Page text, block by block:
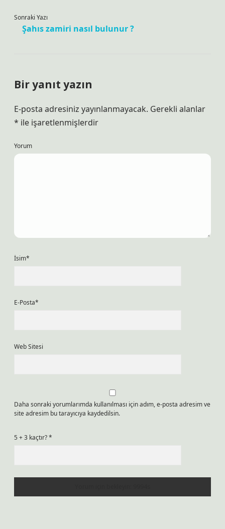
Sonraki Yazı
Şahıs zamiri nasıl bulunur ?
Bir yanıt yazın
E-posta adresiniz yayınlanmayacak. Gerekli alanlar
* ile işaretlenmişlerdir
Yorum
İsim*
E-Posta*
Web Sitesi
Daha sonraki yorumlarımda kullanılması için adım, e-posta adresim ve
site adresim bu tarayıcıya kaydedilsin.
5 + 3 kaçtır?*